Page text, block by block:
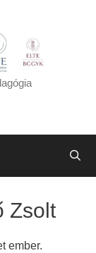
Zsolt
ember.